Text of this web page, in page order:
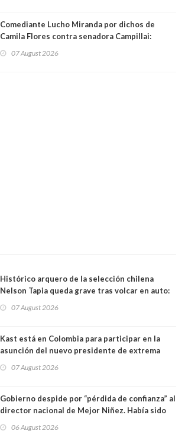
Comediante Lucho Miranda por dichos de
Camila Flores contra senadora Campillai:
forma de quitar dignidad"
07 August 2026
Histórico arquero de la selección chilena
Nelson Tapia queda grave tras volcar en auto:
07 August 2026
Kast está en Colombia para participar en la
asunción del nuevo presidente de extrema
07 August 2026
Gobierno despide por “pérdida de confianza” al
director nacional de Mejor Niñez. Había sido
06 August 2026